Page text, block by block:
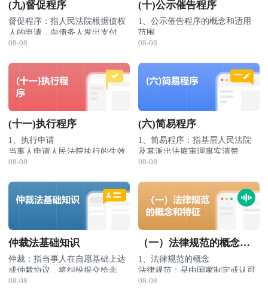
调查、统计加工。
一般来说，市场经济发达国家政
府直接参与生产活动较少，转移
性支出所占比重往往较大；
大多数发展中国家，政府直接或
买性支出所占比重往往较大。
院对下级人民法院已经发生法律
效力的判决、裁定、调解书，发
现确有错误的，有权提审或者指
令下级人民法院再审。
的判决、裁定，认为有错误的，
可以向上一级人民法院申请再
审；当事人一方人数众多或者当
事人双方为公民的案件，也可以
人申请再审的，不停止判决、裁
4、最高人民检察院对各级人民
法院已经发生法律效力的判决、
裁定，上级人民检察院对下级人
决、裁定，发现有前述当事人再
审的13种情形之一的，或者发现
调解书损害国家利益、社会公共
(九)督促程序
督促程序：指人民法院根据债权
人的申请，向债务人发出支付
令，催促债务人在法定期间内向
程序。督促程序并不审理当事人
之间的债权债务纠纷，而是直接
以支付令方式催促债务人履行义
务，因此属于一种非讼的特别程
序。
督促程序仅适用于请求支付金钱
根据《民事诉讼法》及其司法解
释，债权人向有管辖权的基层人
民法院申请支付令，需符合以下
条件：
①请求给付金钱或者汇票、本
票、支票、股票、债券、国库
券、可转让的存款单等有价证
券；
②请求给付的金钱或者有价证券
已到期且数额确定，并写明了请
求所根据的事实、证据；
③债权人没有对等给付义务；
④债务人在我国境内且未下落不
明；
⑥收到申请书的人民法院有管辖
⑦债权人未向人民法院申请诉前
08-08
(十)公示催告程序
1、公示催告程序的概念和适用
范围
（1）公示催告程序：指按照规
因票据被盗、遗失或者灭失，可
以向人民法院申请以公告的方式
报权利；若逾期无利害关系人申
报票据权利，则依法作出除权判
决的程序。
（2）根据《民事诉讼法》的规
定，公示催告程序适用范围包
②依照法律规定可以申请公示催
告的其他事项，如《公司法》规
定记名股票被盗、遗失或者灭
失，股东可依照公示催告程序请
求人民法院宣告该股票失效。
2、申请公示催告的条件
①申请人是享有申请权的票据持
有人，即指票据被盗、遗失或者
请书，写明票面金额、发票人、
持票人、背书人等票据主要内容
和申请的理由、事实。
③向有管辖权的人民法院申请。
公示催告程序由票据支付地的基
层人民法院管辖。
3、审查与受理
人民法院收到公示催告的申请
后，应当立即审查，并决定是否
受理。经审查认为符合受理条件
的，通知予以受理，并同时通知
支付人停止支付；认为不符合受
4、公告与权利申报
人民法院决定受理申请，应在3
日内发出公告，催促利害关系人
08-08
(十一)执行程序
1、执行申请
当事人申请人民法院执行的生效
法律文书应当具备下列条件：
容明确。
2、执行措施：指人民法院执行
段。
中，因某种特殊情况而暂停执行
程序，待该种情况消除后再回复
执行程序的制度。
4、执行终结：指在执行过程
中，发生某些情形，执行程序无
法或没有必要继续进行，从而结
束执行程序的制度。
08-08
(六)简易程序
1、简易程序：指基层人民法院
及其派出法庭审理事实清楚、权
利义务关系明确、争议不大的简
人也可以约定适用简易程序。
2、《民事诉讼法》2021年修正
程序制度，包括：
①基层人民法院和它派出的法庭
审理事实清楚、权利义务关系明
确、争议不大的简单金钱给付民
事案件，标的额为各省、自治
区、直辖市上年度就业人员年平
均工资50%以下的，适用小额诉
讼的程序审理，实行一审终审；
②基层人民法院和它派出的法庭
审理前款规定的民事案件，标的
额超过各省、自治区、直辖市上
年度就业人员年平均工资50%但
在2倍以下的，当事人双方也可
以约定适用小额诉讼的程序。
08-08
仲裁法基础知识
仲裁：指当事人在自愿基础上达
成仲裁协议，将纠纷提交给非司
法机构的第三方进行是非评价并
仲裁法是国家制定或认可的，调
08-08
（一）法律规范的概念和
特征
1、法律规范的概念
法律规范：是由国家制定或认可
的，规定主体权利、义务及法律
08-08